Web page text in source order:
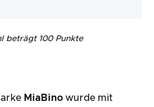
beträgt 100 Punkte
MiaBino wurde mit